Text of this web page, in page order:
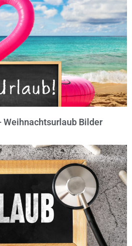
Weihnachtsurlaub Bilder
© Michael Bihlmayer